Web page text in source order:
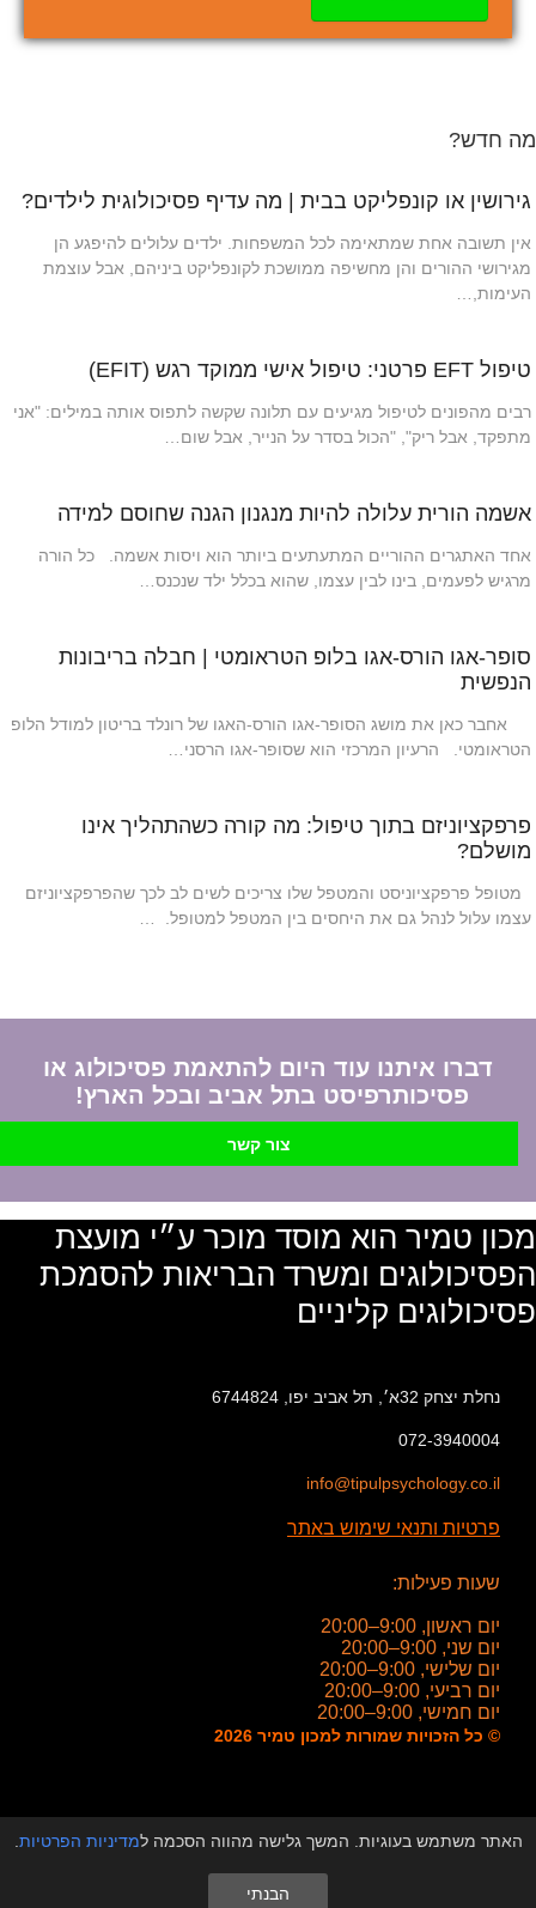
מה חדש?
גירושין או קונפליקט בבית | מה עדיף פסיכולוגית לילדים?
אין תשובה אחת שמתאימה לכל המשפחות. ילדים עלולים להיפגע הן
מגירושי ההורים והן מחשיפה ממושכת לקונפליקט ביניהם, אבל עוצמת
העימות,…
טיפול EFT פרטני: טיפול אישי ממוקד רגש (EFIT)
רבים מהפונים לטיפול מגיעים עם תלונה שקשה לתפוס אותה במילים: "אני
מתפקד, אבל ריק", "הכול בסדר על הנייר, אבל שום…
אשמה הורית עלולה להיות מנגנון הגנה שחוסם למידה
אחד האתגרים ההוריים המתעתעים ביותר הוא ויסות אשמה. כל הורה
מרגיש לפעמים, בינו לבין עצמו, שהוא בכלל ילד שנכנס…
סופר-אגו הורס-אגו בלופ הטראומטי | חבלה בריבונות
הנפשית
אחבר כאן את מושג הסופר-אגו הורס-האגו של רונלד בריטון למודל הלופ
הטראומטי. הרעיון המרכזי הוא שסופר-אגו הרסני…
פרפקציוניזם בתוך טיפול: מה קורה כשהתהליך אינו
מושלם?
מטופל פרפקציוניסט והמטפל שלו צריכים לשים לב לכך שהפרפקציוניזם
עצמו עלול לנהל גם את היחסים בין המטפל למטופל. …
דברו איתנו עוד היום להתאמת פסיכולוג או
פסיכותרפיסט בתל אביב ובכל הארץ!
צור קשר
מכון טמיר הוא מוסד מוכר ע״י מועצת
הפסיכולוגים ומשרד הבריאות להסמכת
פסיכולוגים קליניים
נחלת יצחק 32א׳, תל אביב יפו, 6744824
072-3940004
info@tipulpsychology.co.il
פרטיות ותנאי שימוש באתר
שעות פעילות:
יום ראשון, 9:00–20:00
יום שני, 9:00–20:00
יום שלישי, 9:00–20:00
יום רביעי, 9:00–20:00
יום חמישי, 9:00–20:00
© כל הזכויות שמורות למכון טמיר 2026
האתר משתמש בעוגיות. המשך גלישה מהווה הסכמה למדיניות הפרטיות
הבנתי